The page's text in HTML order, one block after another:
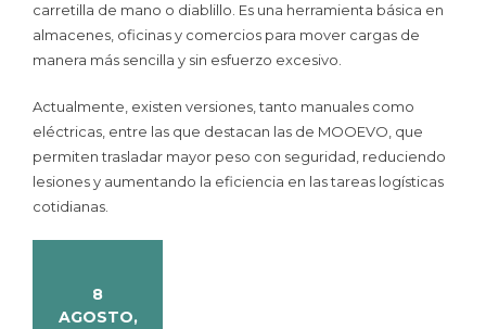
carretilla de mano o diablillo. Es una herramienta básica en
almacenes, oficinas y comercios para mover cargas de
manera más sencilla y sin esfuerzo excesivo.
Actualmente, existen versiones, tanto manuales como
eléctricas, entre las que destacan las de MOOEVO, que
permiten trasladar mayor peso con seguridad, reduciendo
lesiones y aumentando la eficiencia en las tareas logísticas
cotidianas.
8
AGOSTO,